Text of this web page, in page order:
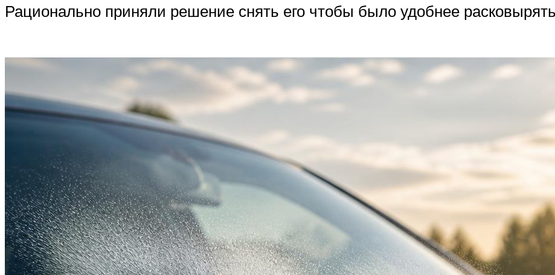
Рационально приняли решение снять его чтобы было удобнее